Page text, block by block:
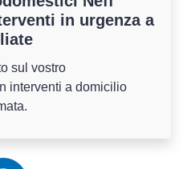
in urgenza a
sul vostro
interventi a domicilio